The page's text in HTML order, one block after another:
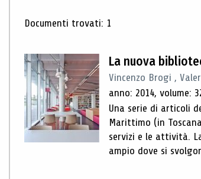
Risultati di ricerca
Documenti trovati: 1
La nuova
Vincenzo Brogi ,
anno: 2014, volume:
Una serie di articoli
Marittimo (in
servizi e le attività.
ampio dove si